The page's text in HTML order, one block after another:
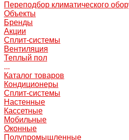
Переподбор климатического
Объекты
Бренды
Акции
Сплит-системы
Вентиляция
Теплый пол
...
Каталог товаров
Кондиционеры
Сплит-системы
Настенные
Кассетные
Мобильные
Оконные
Полупромышленные